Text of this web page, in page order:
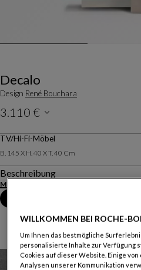
Decalo
Design René Bouchara
3.110 €
Preise inkl. MwSt. gelten für Deutschland und
TV/Hi-Fi-Möbel
B. 145 X H. 40 X T. 40 Cm
Beschreibung
Mehr anzeigen
Termin im
WILLKOMMEN BEI ROCHE-
Um Ihnen das bestmögliche
personalisierte Inhalte zur Verfügung
Cookies auf dieser Website. Einige
Analysen unserer Kommunikation